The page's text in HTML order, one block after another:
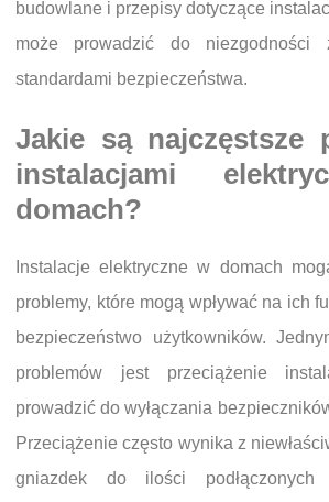
budowlane i przepisy dotyczące
może prowadzić do niezgodności
standardami bezpieczeństwa.
Jakie są najczęstsze
instalacjami
domach?
Instalacje elektryczne w domach
problemy, które mogą wpływać na ich
bezpieczeństwo użytkowników.
problemów jest przeciążenie
prowadzić do wyłączania
Przeciążenie często wynika z
gniazdek do ilości podłączonych